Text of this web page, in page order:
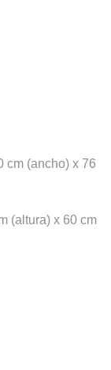
cm (ancho) x 76
(altura) x 60 cm